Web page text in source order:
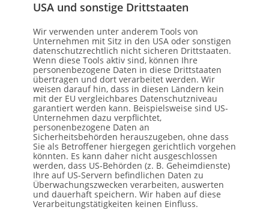
USA und sonstige Drittstaaten
Wir verwenden unter anderem Tools von
Unternehmen mit Sitz in den USA oder sonstigen
datenschutzrechtlich nicht sicheren Drittstaaten.
Wenn diese Tools aktiv sind, können Ihre
personenbezogene Daten in diese Drittstaaten
übertragen und dort verarbeitet werden. Wir
weisen darauf hin, dass in diesen Ländern kein
mit der EU vergleichbares Datenschutzniveau
garantiert werden kann. Beispielsweise sind US-
Unternehmen dazu verpflichtet,
personenbezogene Daten an
Sicherheitsbehörden herauszugeben, ohne dass
Sie als Betroffener hiergegen gerichtlich vorgehen
könnten. Es kann daher nicht ausgeschlossen
werden, dass US-Behörden (z. B. Geheimdienste)
Ihre auf US-Servern befindlichen Daten zu
Überwachungszwecken verarbeiten, auswerten
und dauerhaft speichern. Wir haben auf diese
Verarbeitungstätigkeiten keinen Einfluss.